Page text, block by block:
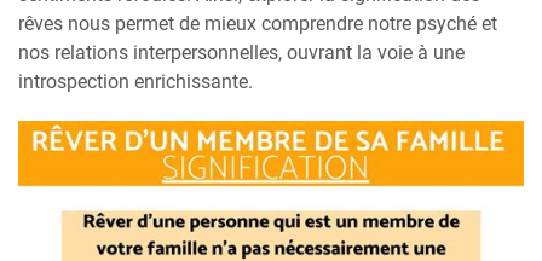
rêves nous permet de mieux comprendre notre psyché et
nos relations interpersonnelles, ouvrant la voie à une
introspection enrichissante.